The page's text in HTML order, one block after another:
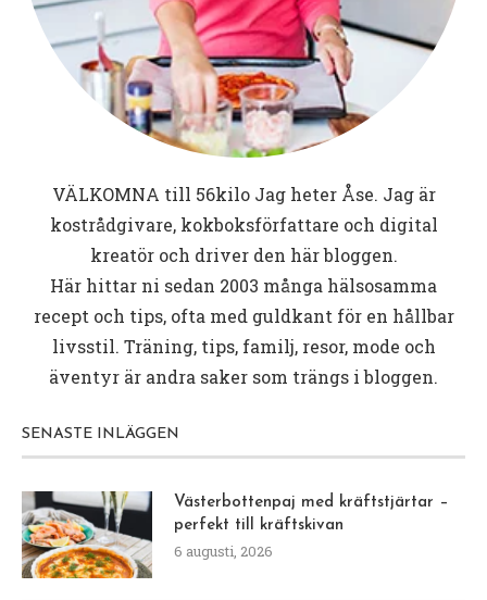
VÄLKOMNA till 56kiloJag heter Åse. Jag är
kostrådgivare, kokboksförfattare och digital
kreatör och driver den här bloggen.
Här hittar ni sedan 2003 många hälsosamma
recept och tips, ofta med guldkant för en hållbar
livsstil. Träning, tips, familj, resor, mode och
äventyr är andra saker som trängs i bloggen.
SENASTE INLÄGGEN
Västerbottenpaj med kräftstjärtar –
perfekt till kräftskivan
6 augusti, 2026